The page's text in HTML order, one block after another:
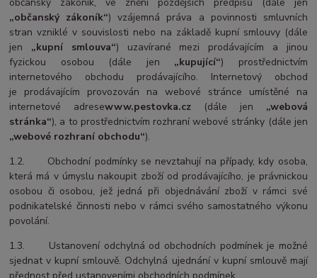
„občanský zákoník“) vzájemná práva a povinnosti smluvních
stran vzniklé v souvislosti nebo na základě kupní smlouvy (dále
jen „kupní smlouva“) uzavírané mezi prodávajícím a jinou
fyzickou osobou (dále jen „kupující“) prostřednictvím
internetového obchodu prodávajícího. Internetový obchod
je prodávajícím provozován na webové stránce umístěné na
internetové adresewww.pestovka.cz (dále jen „webová
stránka“), a to prostřednictvím rozhraní webové stránky (dále jen
„webové rozhraní obchodu“).
1.2. Obchodní podmínky se nevztahují na případy, kdy osoba,
která má v úmyslu nakoupit zboží od prodávajícího, je právnickou
osobou či osobou, jež jedná při objednávání zboží v rámci své
podnikatelské činnosti nebo v rámci svého samostatného výkonu
povolání.
1.3. Ustanovení odchylná od obchodních podmínek je možné
sjednat v kupní smlouvě. Odchylná ujednání v kupní smlouvě mají